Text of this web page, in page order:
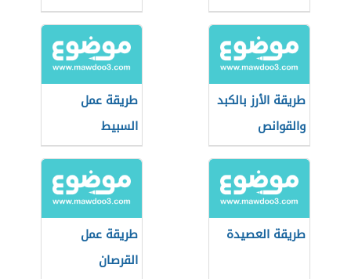
طريقة الأرز بالكبد
والقوانص
طريقة عمل
السبيط
طريقة العصيدة
طريقة عمل
القرصان